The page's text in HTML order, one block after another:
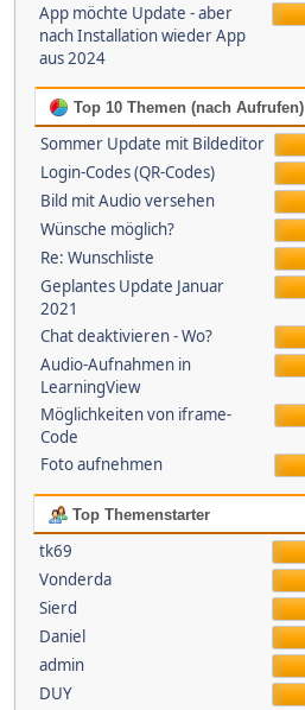
App möchte Update - aber
nach Installation wieder App
aus 2024
Top 10 Themen (nach Aufrufen)
Sommer Update mit Bildeditor
Login-Codes (QR-Codes)
Bild mit Audio versehen
Wünsche möglich?
Re: Wunschliste
Geplantes Update Januar
2021
Chat deaktivieren - Wo?
Audio-Aufnahmen in
LearningView
Möglichkeiten von iframe-
Code
Foto aufnehmen
Top Themenstarter
tk69
Vonderda
Sierd
Daniel
admin
DUY